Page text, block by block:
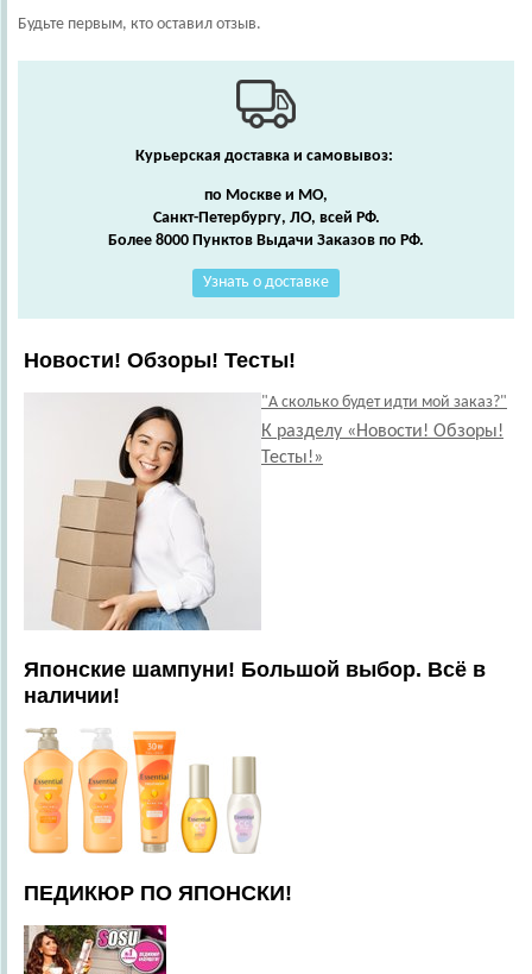
Будьте первым, кто оставил отзыв.
Курьерская доставка и самовывоз:
по Москве и МО,
Санкт-Петербургу, ЛО, всей РФ.
Более 8000 Пунктов Выдачи Заказов по РФ.
Узнать о доставке
Новости! Обзоры! Тесты!
"А сколько будет идти мой заказ?"
К разделу «Новости! Обзоры!
Тесты!»
Японские шампуни! Большой выбор. Всё в
наличии!
ПЕДИКЮР ПО ЯПОНСКИ!